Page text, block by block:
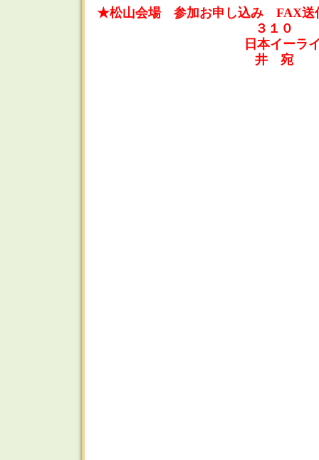
★松山会場 参加お申し込み FAX送
３１０
日本イーライリリ
井 宛